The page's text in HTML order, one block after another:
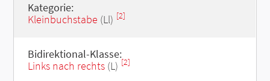
Kategorie:
Kleinbuchstabe (Ll) [2]
Bidirektional-Klasse:
Links nach rechts(L) [2]